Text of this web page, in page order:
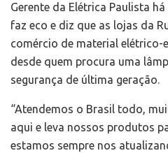
Gerente da Elétrica Paulista
faz eco e diz que as lojas da
comércio de material elétrico-
desde quem procura uma
segurança de última geração.
“Atendemos o Brasil todo,
aqui e leva nossos produtos
estamos sempre nos